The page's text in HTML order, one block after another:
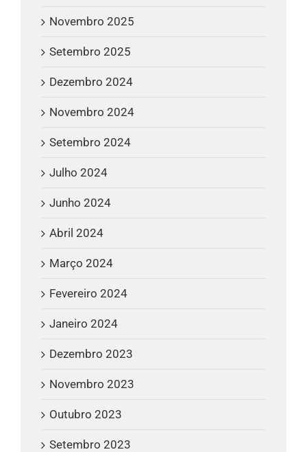
Novembro 2025
Setembro 2025
Dezembro 2024
Novembro 2024
Setembro 2024
Julho 2024
Junho 2024
Abril 2024
Março 2024
Fevereiro 2024
Janeiro 2024
Dezembro 2023
Novembro 2023
Outubro 2023
Setembro 2023